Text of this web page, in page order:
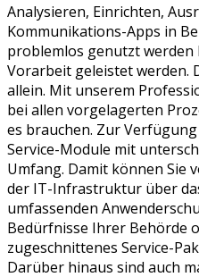
Analysieren, Einrichten,
Kommunikations-Apps in
problemlos genutzt werden
Vorarbeit geleistet werden.
allein. Mit unserem
bei allen vorgelagerten
es brauchen. Zur
Service-Module mit
Umfang. Damit können Sie
der IT-Infrastruktur über
umfassenden
Bedürfnisse Ihrer Behörde
zugeschnittenes Service-
Darüber hinaus sind auch